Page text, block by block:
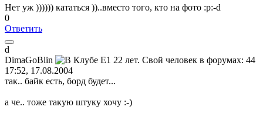
Нет уж )))))) кататься ))..вместо того, кто на фото :p:-d
0
Ответить
d
DimaGoBlin
17:52, 17.08.2004
так.. байк есть, борд будет...
а че.. тоже такую штуку хочу :-)